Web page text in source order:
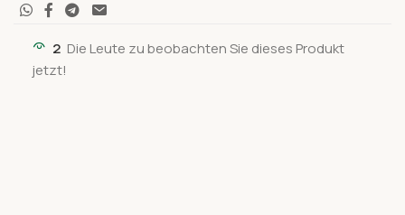
2 Die Leute zu beobachten Sie dieses Produkt
jetzt!